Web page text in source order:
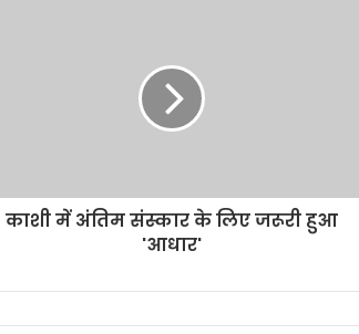
काशी में अंतिम संस्कार के लिए जरूरी हुआ
'आधार'